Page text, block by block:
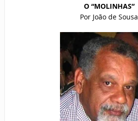
O “MOLINHAS”
Por João de Sousa